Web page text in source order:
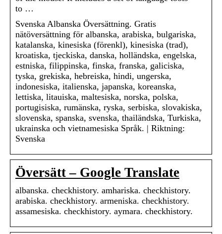
to …
Svenska Albanska Översättning. Gratis
nätöversättning för albanska, arabiska, bulgariska,
katalanska, kinesiska (förenkl), kinesiska (trad),
kroatiska, tjeckiska, danska, holländska, engelska,
estniska, filippinska, finska, franska, galiciska,
tyska, grekiska, hebreiska, hindi, ungerska,
indonesiska, italienska, japanska, koreanska,
lettiska, litauiska, maltesiska, norska, polska,
portugisiska, rumänska, ryska, serbiska, slovakiska,
slovenska, spanska, svenska, thailändska, Turkiska,
ukrainska och vietnamesiska Språk. | Riktning:
Svenska
Översätt – Google Translate
albanska. checkhistory. amhariska. checkhistory.
arabiska. checkhistory. armeniska. checkhistory.
assamesiska. checkhistory. aymara. checkhistory.